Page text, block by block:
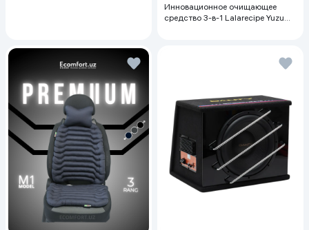
Инновационное очищающее
средство 3-в-1 Lalarecipe Yuzu